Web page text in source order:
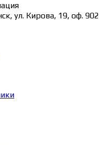
ул. Кирова, 19, оф. 902